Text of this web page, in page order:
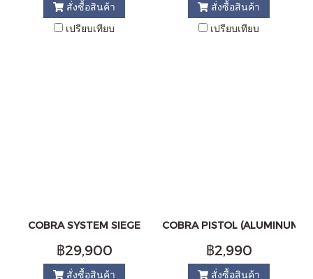
สั่งซื้อสินค้า
เปรียบเทียบ
สั่งซื้อสินค้า
เปรียบเทียบ
COBRA SYSTEM SIEGE
฿29,900
สั่งซื้อสินค้า
COBRA PISTOL (ALUMINUM)
฿2,990
สั่งซื้อสินค้า